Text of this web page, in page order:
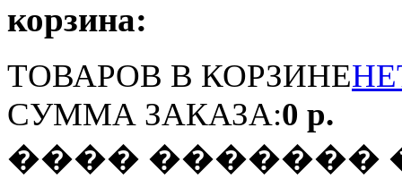
корзина:
ТОВАРОВ В КОРЗИНЕ
СУММА ЗАКАЗА:0 р.
���� �������